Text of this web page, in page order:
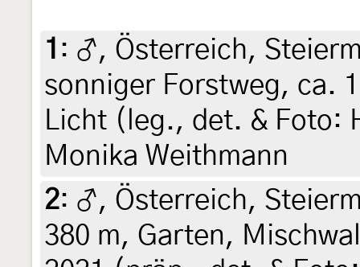
1 : ♂, Österreich,
sonniger Forstweg, ca.
Licht (leg., det. & Foto:
Monika Weithmann
2: ♂, Österreich,
380 m, Garten,